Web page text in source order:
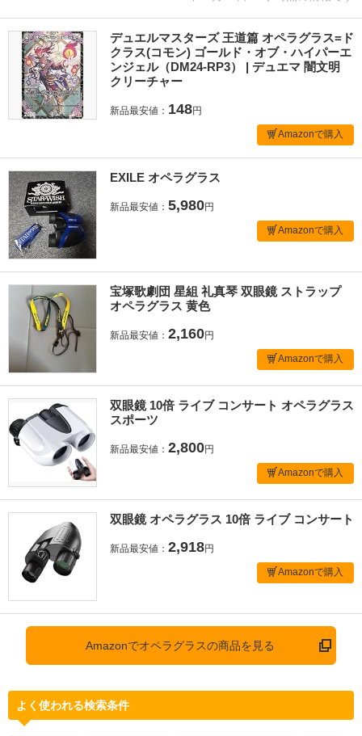
デュエルマスターズ 王道篇 オペラグラス=ド
クラス(コモン) ゴールド・オブ・ハイパーエ
ンジェル（DM24-RP3） | デュエマ 闇文明
クリーチャー
新品最安値： 148円
Amazonで購入
EXILE オペラグラス
新品最安値： 5,980円
Amazonで購入
宝塚歌劇団 星組 礼真琴 双眼鏡 ストラップ
オペラグラス 黄色
新品最安値： 2,160円
Amazonで購入
双眼鏡 10倍 ライブ コンサート オペラグラス
スポーツ
新品最安値： 2,800円
Amazonで購入
双眼鏡 オペラグラス 10倍 ライブ コンサート
新品最安値： 2,918円
Amazonで購入
Amazonでオペラグラスの商品を見る
よく使われる検索条件